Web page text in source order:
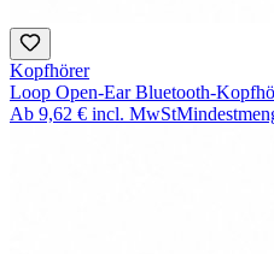
Kopfhörer
Loop Open-Ear Bluetooth-
Ab 9,62 € incl. MwSt